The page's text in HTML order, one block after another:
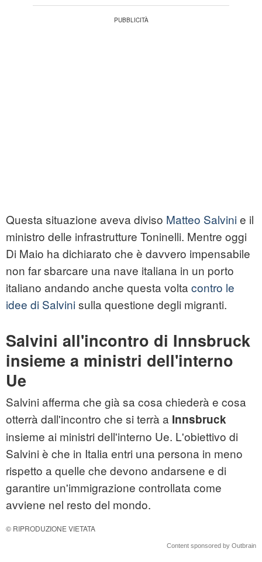
Questa situazione aveva diviso Matteo Salvinie il
ministro delle infrastrutture Toninelli. Mentre oggi
Di Maio ha dichiarato che è davvero impensabile
non far sbarcare una nave italiana in un porto
italiano andando anche questa volta contro le
idee di Salvinisulla questione degli migranti.
Salvini all'incontro di Innsbruck
insieme a ministri dell'interno
Ue
Salvini afferma che già sa cosa chiederà e cosa
otterrà dall'incontro che si terrà a Innsbruck
insieme ai ministri dell'interno Ue. L'obiettivo di
Salvini è che in Italia entri una persona in meno
rispetto a quelle che devono andarsene e di
garantire un'immigrazione controllata come
avviene nel resto del mondo.
© RIPRODUZIONE VIETATA
Content sponsored by Outbrain